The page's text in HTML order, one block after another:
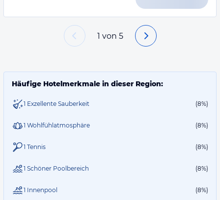
1 von 5
Häufige Hotelmerkmale in dieser Region:
1 Exzellente Sauberkeit (8%)
1 Wohlfühlatmosphäre (8%)
1 Tennis (8%)
1 Schöner Poolbereich (8%)
1 Innenpool (8%)